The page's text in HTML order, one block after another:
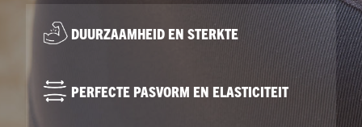
DUURZAAMHEID EN STERKTE
PERFECTE PASVORM EN ELASTICITEIT